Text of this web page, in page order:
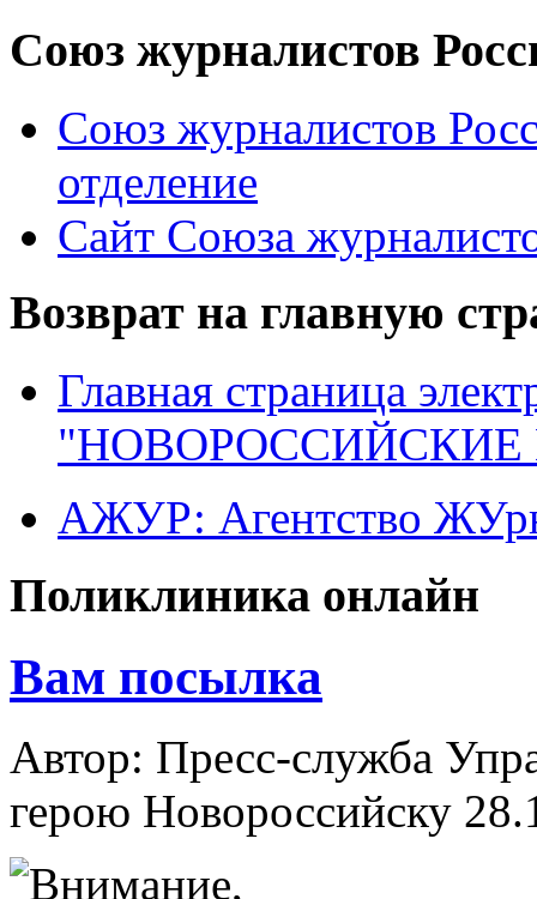
Союз журналистов
Союз журналистов
отделение
Сайт Союза
Возврат на главную
Главная страница
"НОВОРОССИЙСКИЕ
АЖУР: Агентство
Поликлиника онлайн
Вам посылка
Автор: Пресс-служба
герою Новороссийску